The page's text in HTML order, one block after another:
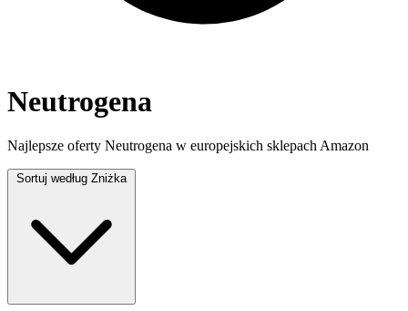
Neutrogena
Najlepsze oferty Neutrogena w europejskich sklepach Amazon
Sortuj według Zniżka